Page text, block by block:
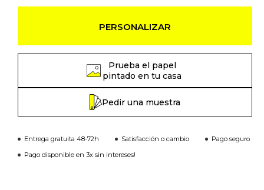
PERSONALIZAR
Prueba el papel
pintado en tu casa
Pedir una muestra
Entrega gratuita 48-72h Satisfacción o cambio
Pago seguro
Pago disponible en 3x sin intereses!